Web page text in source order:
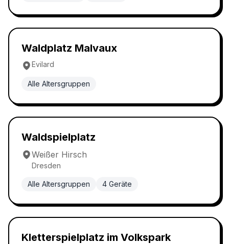
Waldspielplatz
Waldplatz Malvaux
Evilard
Alle Altersgruppen
Waldspielplatz
Waldspielplatz
Weißer Hirsch
Dresden
Alle Altersgruppen 4 Geräte
Abenteuerspielplatz
Kletterspielplatz im Volkspark